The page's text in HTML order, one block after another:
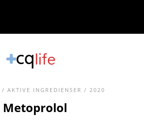
/ AKTIVE INGREDIENSER / 2020
Metoprolol